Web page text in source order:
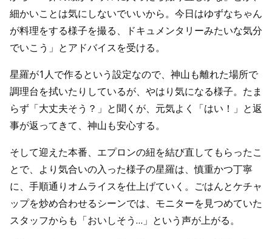
細かいことは気にしないでいいから。今日はゆずなちゃん
が料理をする様子を撮る、ドキュメンタリーみたいな気分
でいこう」とアドバイスを受ける。
星羅が1人で作るという設定なので、神山も離れた場所で
調理台を拭いたりしているが、やはり気になる様子。たま
らず「大丈夫そう？」と聞くが、元気よく「はい！」と返
事が返ってきて、神山も安心する。
そして迎えた本番、エプロンの紐を結び直してもらったこ
とで、より気合いの入った様子の星羅は、慎重かつ丁寧
に、手順通りオムライスを仕上げていく。ごはんとケチャ
ップを炒め合わせるシーンでは、モニターを見つめていた
スタッフからも「おいしそう…」という声が上がる。